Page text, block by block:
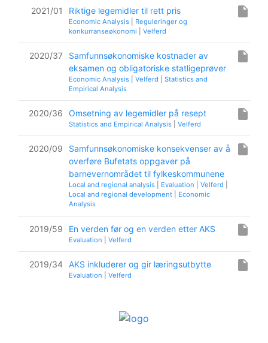
2021/01 Riktige legemidler til rett pris
Economic Analysis
Reguleringer og
konkurranseøkonomi
Velferd
insert_drive_file
2020/37
Samfunnsøkonomiske kostnader av
eksamen og obligatoriske statligeprøver
Economic Analysis Velferd
Statistics and
Empirical Analysis
insert_drive_file
2020/36 Omsetning av legemidler på resept
Statistics and Empirical Analysis Velferd
insert_drive_file
2020/09
Samfunnsøkonomiske konsekvenser av å
overføre Bufetats oppgaver på
barnevernområdet til fylkeskommunene
Local and regional analysis Evaluation Velferd
Local and regional development
Economic
Analysis
insert_drive_file
2019/59 En verden før og en verden etter AKS
Evaluation Velferd
insert_drive_file
2019/34 AKS inkluderer og gir læringsutbytte
Evaluation Velferd
insert_drive_file